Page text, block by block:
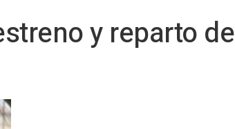
y reparto de